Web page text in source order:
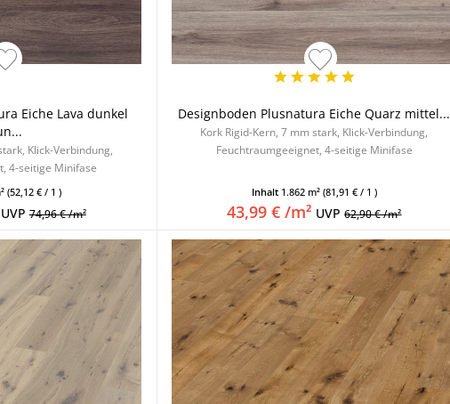
Eiche Lava dunkel
Klick-Verbindung,
4-seitige Minifase
(52,12 € / 1 )
UVP74,96 € /m²
Designboden Plusnatura Eiche Quarz mittel...
Kork Rigid-Kern, 7 mm stark, Klick-Verbindung,
Feuchtraumgeeignet, 4-seitige Minifase
Inhalt 1.862 m² (81,91 € / 1 )
43,99 € /m² UVP62,90 € /m²